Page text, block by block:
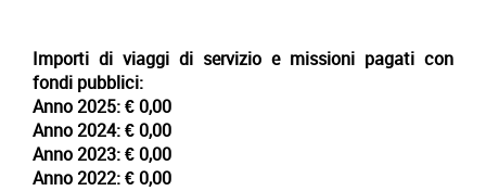
Importi di viaggi di servizio e missioni pagati con
fondi pubblici:
Anno 2025: € 0,00
Anno 2024: € 0,00
Anno 2023:€ 0,00
Anno 2022:€ 0,00